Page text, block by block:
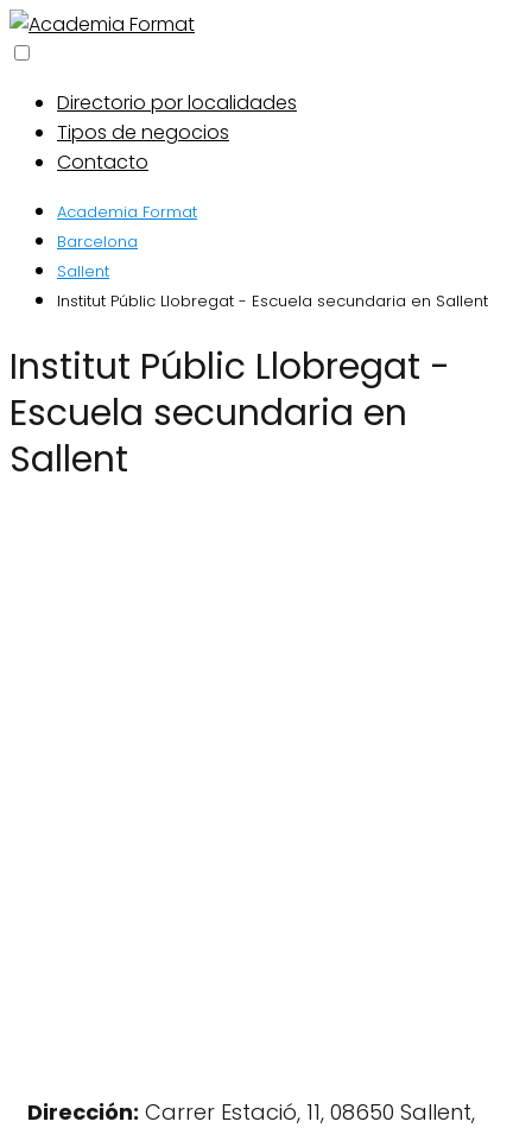
Directorio por localidades
Tipos de negocios
Contacto
Academia Format
Barcelona
Sallent
Institut Públic Llobregat - Escuela secundaria en Sallent
Institut Públic Llobregat -
Escuela secundaria en
Sallent
Dirección: Carrer Estació, 11, 08650 Sallent,